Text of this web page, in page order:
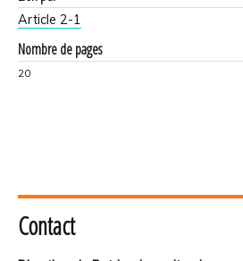
Article 2-1
Nombre de pages
20
Contact